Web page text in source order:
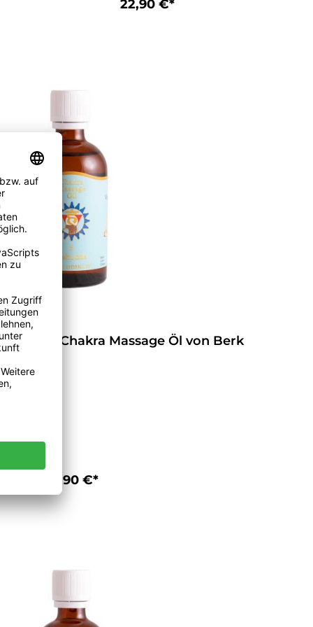
22,90 €*
Kehl Chakra / Vishudda - Chakra Massage Öl von Berk
22,90 €*
In den Warenkorb